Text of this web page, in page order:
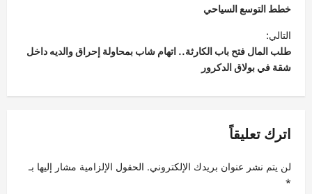
فّ
ح
ا
ل
م
ا
ل
ا
خطط التوسع السياحي
التالي:
طلب المال فتح باب الكارثة.. اتهام شاب بمحاولة إحراق والديه داخل
شقة في بولاق الدكرور
اترك تعليقاً
لن يتم نشر عنوان بريدك الإلكتروني. الحقول الإلزامية مشار إليها بـ
*